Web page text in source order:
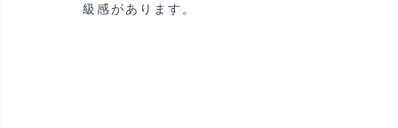
級感があります。